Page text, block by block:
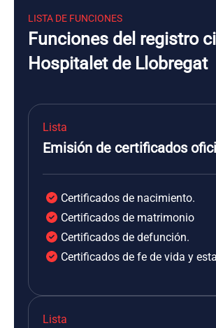
LISTA DE FUNCIONES
Funciones del registro
Hospitalet de Llobregat
Lista
Emisión de certificados
Certificados de nacimiento.
Certificados de matrimonio
Certificados de defunción.
Certificados de fe de vida y
Lista